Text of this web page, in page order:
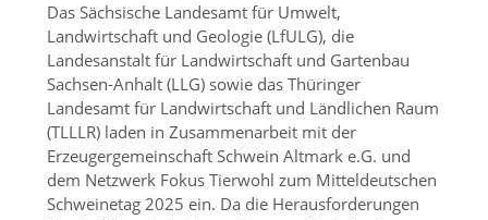
Das Sächsische Landesamt für Umwelt,
Landwirtschaft und Geologie (LfULG), die
Landesanstalt für Landwirtschaft und Gartenbau
Sachsen-Anhalt (LLG) sowie das Thüringer
Landesamt für Landwirtschaft und Ländlichen Raum
(TLLLR) laden in Zusammenarbeit mit der
Erzeugergemeinschaft Schwein Altmark e.G. und
dem Netzwerk Fokus Tierwohl zum Mitteldeutschen
Schweinetag 2025 ein. Da die Herausforderungen